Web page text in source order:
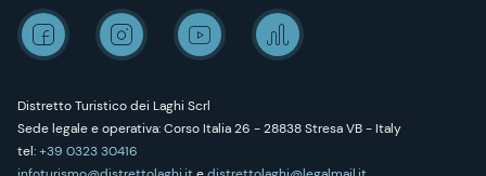
Distretto Turistico dei Laghi Scrl
Sede legale e operativa: Corso Italia 26 - 28838 Stresa VB - Italy
tel:+39 0323 30416